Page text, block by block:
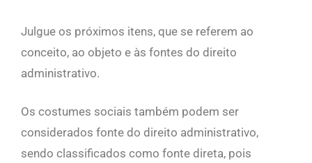
Julgue os próximos itens, que se referem ao
conceito, ao objeto e às fontes do direito
administrativo.
Os costumes sociais também podem ser
considerados fonte do direito administrativo,
sendo classificados como fonte direta, pois